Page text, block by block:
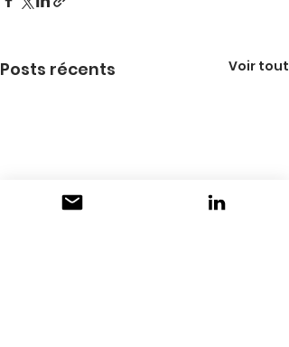
Posts récents Voir tout